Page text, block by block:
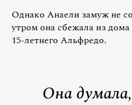
Однако Анаели замуж не
утром она сбежала из
15-летнего Альфредо.
Она